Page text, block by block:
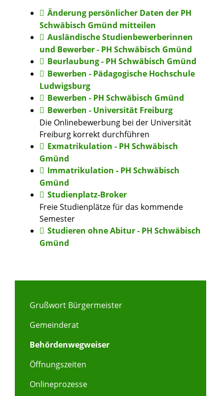
Änderung persönlicher Daten der PH
Schwäbisch Gmünd mitteilen
Ausländische Studienbewerberinnen
und Bewerber - PH Schwäbisch Gmünd
Beurlaubung - PH Schwäbisch Gmünd
Bewerben - Pädagogische Hochschule
Ludwigsburg
Bewerben - PH Schwäbisch Gmünd
Bewerben - Universität Freiburg
Die Onlinebewerbung bei der Universität
Freiburg korrekt durchführen
Exmatrikulation - PH Schwäbisch
Gmünd
Immatrikulation - PH Schwäbisch
Gmünd
Studienplatz-Broker
Freie Studienplätze für das kommende
Semester
Studieren ohne Abitur - PH Schwäbisch
Gmünd
Grußwort Bürgermeister
Gemeinderat
Behördenwegweiser
Öffnungszeiten
Onlineprozesse